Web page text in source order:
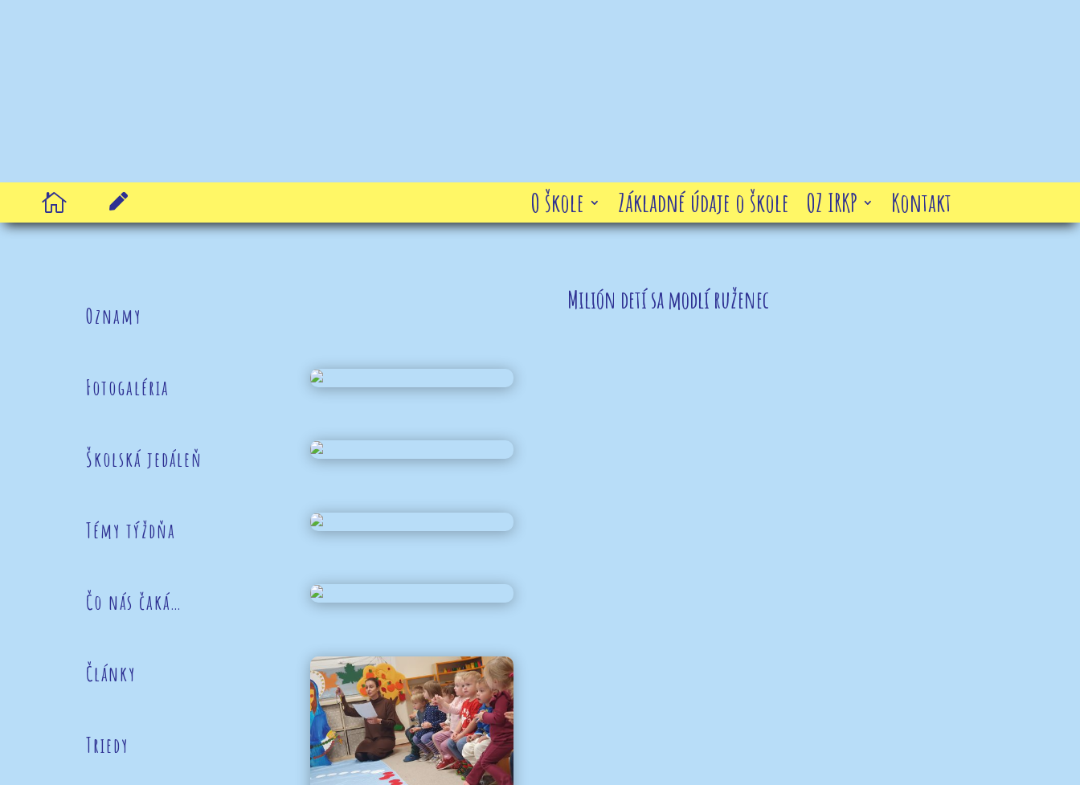
  O škole Základné údaje o škole OZ IRKP Kontakt
Oznamy
Fotogaléria
Školská jedáleň
Témy týždňa
Čo nás čaká…
Články
Triedy
Milión detí sa modlí ruženec